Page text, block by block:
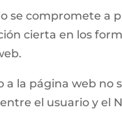
se compromete a
cierta en los
a la página web no
el usuario y el